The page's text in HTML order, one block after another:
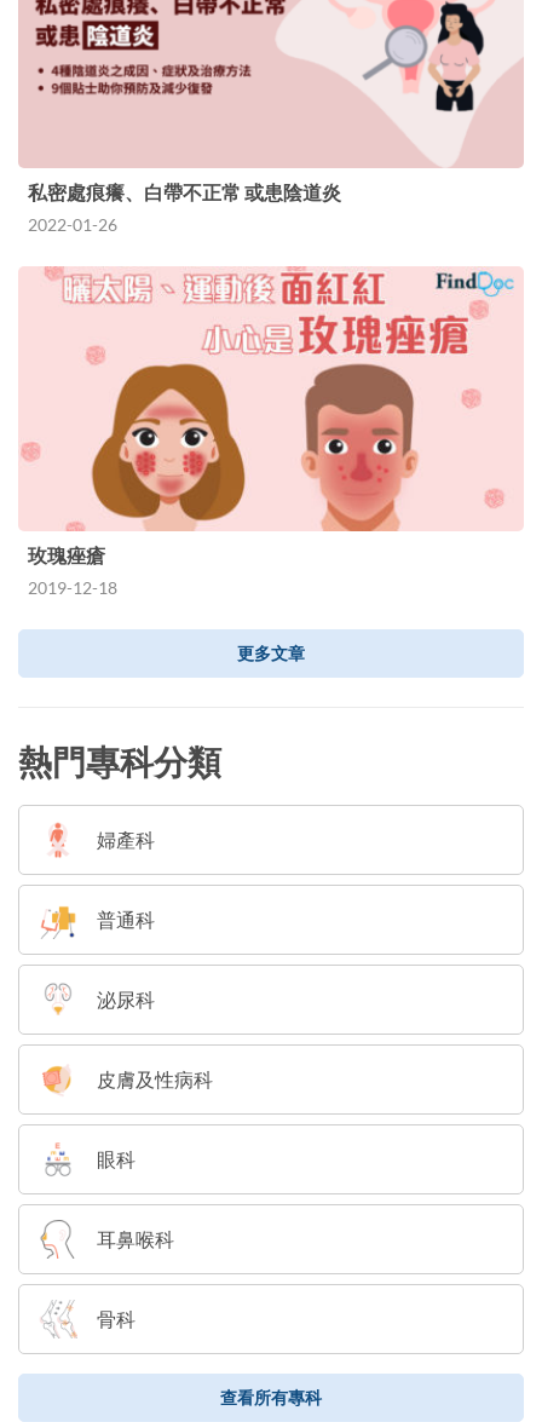
私密處痕癢、白帶不正常 或患陰道炎
2022-01-26
玫瑰痤瘡
2019-12-18
更多文章
熱門專科分類
婦產科
普通科
泌尿科
皮膚及性病科
眼科
耳鼻喉科
骨科
查看所有專科